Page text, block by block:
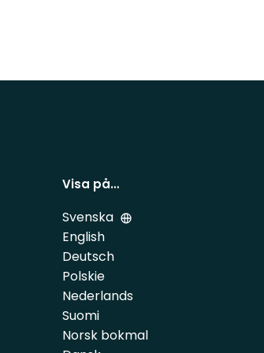
Visa på…
Svenska
English
Deutsch
Polskie
Nederlands
Suomi
Norsk bokmal